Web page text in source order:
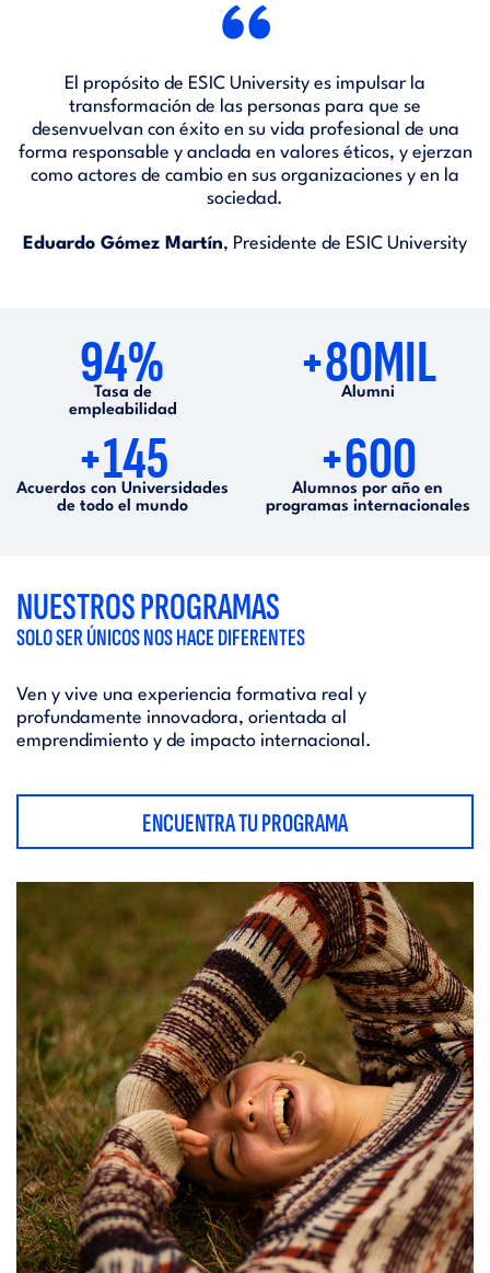
“
El propósito de ESIC University es impulsar la
transformación de las personas para que se
desenvuelvan con éxito en su vida profesional de una
forma responsable y anclada en valores éticos, y ejerzan
como actores de cambio en sus organizaciones y en la
sociedad.
Eduardo Gómez Martín, Presidente de ESIC University
94%
Tasa de
empleabilidad
+80MIL
Alumni
+145
Acuerdos con Universidades
de todo el mundo
+600
Alumnos por año en
programas internacionales
NUESTROS PROGRAMAS
SOLO SER ÚNICOS NOS HACE DIFERENTES
Ven y vive una experiencia formativa real y
profundamente innovadora, orientada al
emprendimiento y de impacto internacional.
ENCUENTRA TU PROGRAMA